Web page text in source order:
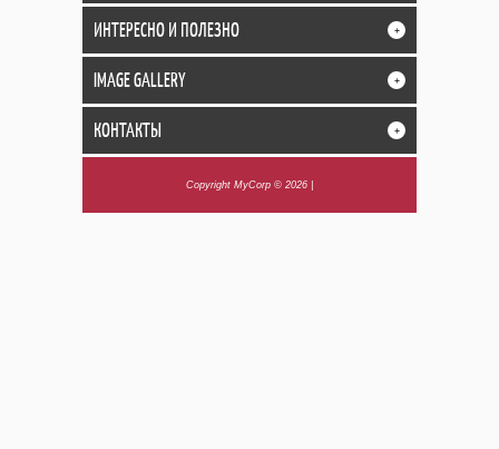
ИНТЕРЕСНО И ПОЛЕЗНО +
IMAGE GALLERY +
КОНТАКТЫ +
Copyright MyCorp © 2026